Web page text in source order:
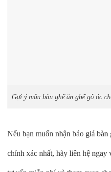
Gợi ý mẫu bàn ghế ăn ghế gỗ óc
Nếu bạn muốn nhận báo giá
chính xác nhất, hãy liên hệ ngay